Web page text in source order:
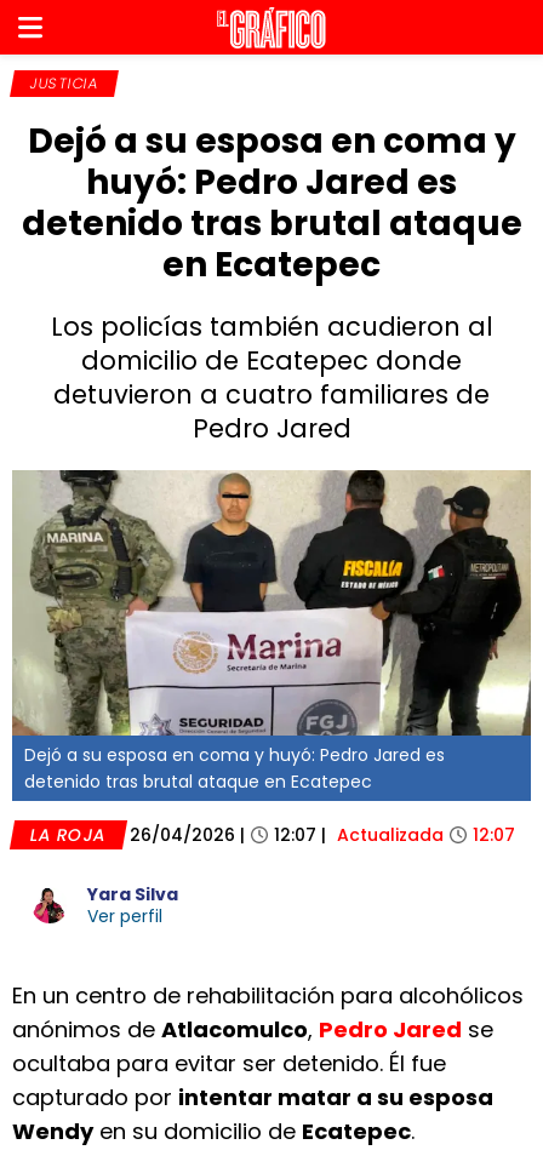
JUSTICIA
Dejó a su esposa en coma y
huyó: Pedro Jared es
detenido tras brutal ataque
en Ecatepec
Los policías también acudieron al
domicilio de Ecatepec donde
detuvieron a cuatro familiares de
Pedro Jared
Dejó a su esposa en coma y huyó: Pedro Jared es
detenido tras brutal ataque en Ecatepec
LA ROJA 26/04/2026 | 12:07 | Actualizada 12:07
Yara Silva
Ver perfil
En un centro de rehabilitación para alcohólicos
anónimos de Atlacomulco, Pedro Jared se
ocultaba para evitar ser detenido. Él fue
capturado por intentar matar a su esposa
Wendyen su domicilio de Ecatepec.